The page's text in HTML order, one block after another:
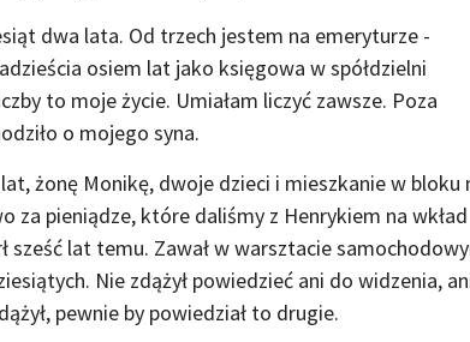
dwa lata. Od trzech jestem na emeryturze -
osiem lat jako księgowa w spółdzielni
to moje życie. Umiałam liczyć zawsze. Poza
o mojego syna.
żonę Monikę, dwoje dzieci i mieszkanie w bloku
za pieniądze, które daliśmy z Henrykiem na wkład
sześć lat temu. Zawał w warsztacie
Nie zdążył powiedzieć ani do widzenia,
pewnie by powiedział to drugie.